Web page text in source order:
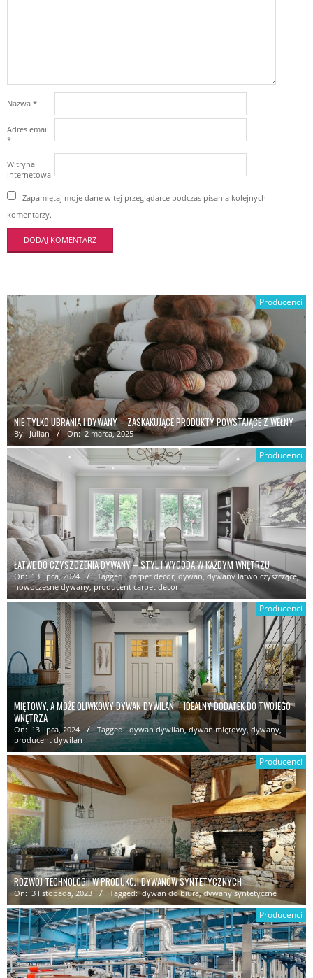
Nazwa *
Adres email
*
Witryna
internetowa
Zapamiętaj moje dane w tej przeglądarce podczas pisania kolejnych
komentarzy.
Producenci
NIE TYLKO UBRANIA I DYWANY – ZASKAKUJĄCE PRODUKTY POWSTAJĄCE Z WEŁNY
By: Julian On: 2 marca, 2025
Producenci
ŁATWE DO CZYSZCZENIA DYWANY – STYL I WYGODA W KAŻDYM WNĘTRZU
On: 13 lipca, 2024 Tagged: carpet decor, dywan, dywany łatwo czyszczące,
nowoczesne dywany,producent carpet decor
Producenci
MIĘTOWY, A MOŻE OLIWKOWY DYWAN DYWILAN – IDEALNY DODATEK DO TWOJEGO
WNĘTRZA
On: 13 lipca, 2024 Tagged: dywan dywilan,dywan miętowy,dywany,
producent dywilan
Producenci
ROZWÓJ TECHNOLOGII W PRODUKCJI DYWANÓW SYNTETYCZNYCH
On: 3 listopada, 2023 Tagged: dywan do biura,dywany syntetyczne
Producenci